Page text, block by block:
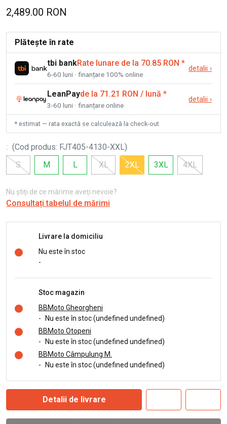
2,489.00 RON
Plătește în rate
tbi bankRate lunare de la 70.85 RON *
6-60 luni · finanțare 100% online
detalii ›
LeanPayde la 71.21 RON / lună *
3-60 luni · finanțare online
detalii ›
* estimat — rata exactă se calculează la check-out
: (Cod produs: FJT405-4130-XXL)
S
M L XL 2XL 3XL 4XL
Nu știți de ce mărime aveți nevoie?
Consultați tabelul de mărimi
Livrare la domiciliu
Nu este în stoc
-
Stoc magazin
BBMoto Gheorgheni
-
Nu este în stoc (undefined undefined)
BBMoto Otopeni
-
Nu este în stoc (undefined undefined)
BBMoto Câmpulung M.
-
Nu este în stoc (undefined undefined)
Detalii de livrare